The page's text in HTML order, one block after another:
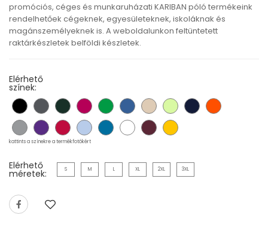
promóciós, céges és munkaruházati KARIBAN póló termékeink
rendelhetőek cégeknek, egyesületeknek, iskoláknak és
magánszemélyeknek is. A weboldalunkon feltüntetett
raktárkészletek belföldi készletek.
Elérhető
színek:
kattints a színekre a termékfotókért
Elérhető
méretek: S M L XL 2XL 3XL